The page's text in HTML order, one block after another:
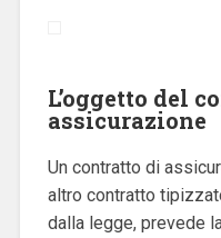
L’oggetto del
assicurazione
Un contratto di
altro contratto
dalla legge, prevede